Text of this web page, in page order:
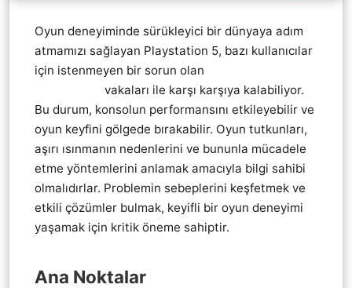
Oyun deneyiminde sürükleyici bir dünyaya adım
atmamızı sağlayan Playstation 5, bazı kullanıcılar
için istenmeyen bir sorun olan
vakaları ile karşı karşıya kalabiliyor.
Bu durum, konsolun performansını etkileyebilir ve
oyun keyfini gölgede bırakabilir. Oyun tutkunları,
aşırı ısınmanın nedenlerini ve bununla mücadele
etme yöntemlerini anlamak amacıyla bilgi sahibi
olmalıdırlar. Problemin sebeplerini keşfetmek ve
etkili çözümler bulmak, keyifli bir oyun deneyimi
yaşamak için kritik öneme sahiptir.
Ana Noktalar